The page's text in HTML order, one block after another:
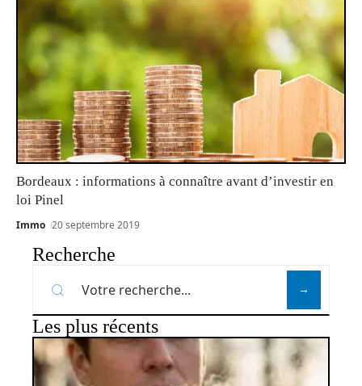
Bordeaux : informations à connaître avant d’investir en
loi Pinel
Immo 20 septembre 2019
Recherche
Les plus récents